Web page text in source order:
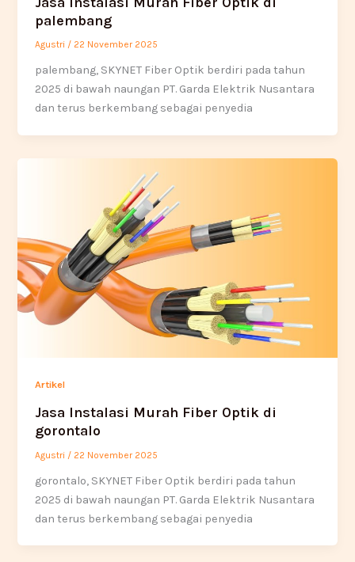
palembang
Agustri / 22 November 2025
palembang, SKYNET Fiber Optik berdiri pada tahun
2025 di bawah naungan PT. Garda Elektrik Nusantara
dan terus berkembang sebagai penyedia
Artikel
Jasa Instalasi Murah Fiber Optik di
gorontalo
Agustri / 22 November 2025
gorontalo, SKYNET Fiber Optik berdiri pada tahun
2025 di bawah naungan PT. Garda Elektrik Nusantara
dan terus berkembang sebagai penyedia